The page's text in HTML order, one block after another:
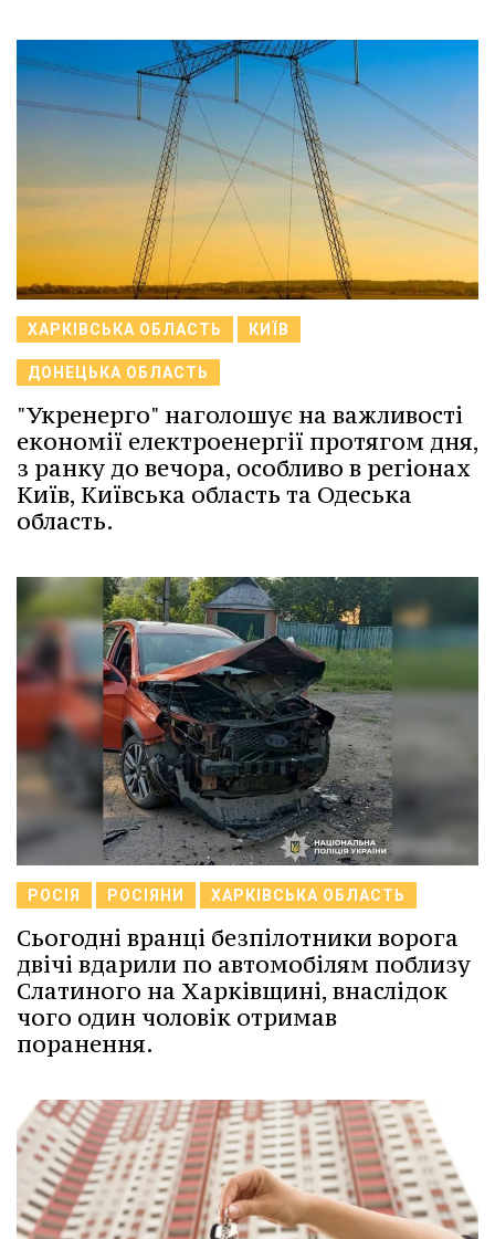
ХАРКІВСЬКА ОБЛАСТЬ КИЇВ
ДОНЕЦЬКА ОБЛАСТЬ
"Укренерго" наголошує на важливості
економії електроенергії протягом дня,
з ранку до вечора, особливо в регіонах
Київ, Київська область та Одеська
область.
РОСІЯ РОСІЯНИ ХАРКІВСЬКА ОБЛАСТЬ
Сьогодні вранці безпілотники ворога
двічі вдарили по автомобілям поблизу
Слатиного на Харківщині, внаслідок
чого один чоловік отримав
поранення.